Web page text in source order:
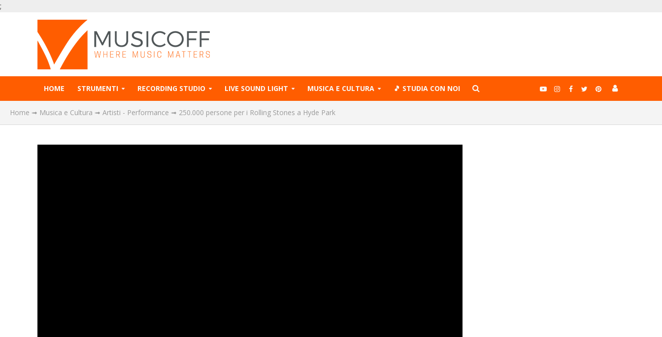
;
HOME STRUMENTI RECORDING STUDIO LIVE SOUND LIGHT MUSICA E CULTURA 🎵 STUDIA CON NOI
Home ➟ Musica e Cultura ➟ Artisti - Performance ➟ 250.000 persone per i Rolling Stones a Hyde Park